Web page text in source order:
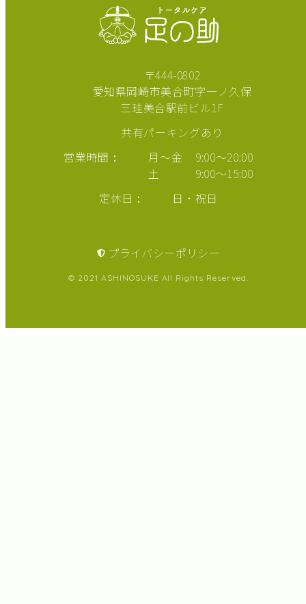
〒444-0802
愛知県岡崎市美合町字一ノ久保
三珪美合駅前ビル1F
共有パーキングあり
営業時間
月～金
9:00～20:00
土
9:00～15:00
定休日
日・祝日
プライバシーポリシー
© 2021 ASHINOSUKE All Rights Reserved.